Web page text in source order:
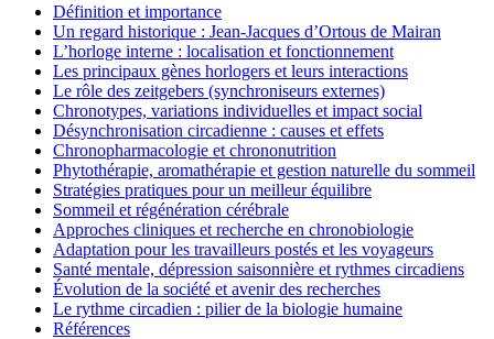
Définition et importance
Un regard historique : Jean-Jacques d’Ortous de Mairan
L’horloge interne : localisation et fonctionnement
Les principaux gènes horlogers et leurs interactions
Le rôle des zeitgebers (synchroniseurs externes)
Chronotypes, variations individuelles et impact social
Désynchronisation circadienne : causes et effets
Chronopharmacologie et chrononutrition
Phytothérapie, aromathérapie et gestion naturelle du sommeil
Stratégies pratiques pour un meilleur équilibre
Sommeil et régénération cérébrale
Approches cliniques et recherche en chronobiologie
Adaptation pour les travailleurs postés et les voyageurs
Santé mentale, dépression saisonnière et rythmes circadiens
Évolution de la société et avenir des recherches
Le rythme circadien : pilier de la biologie humaine
Références